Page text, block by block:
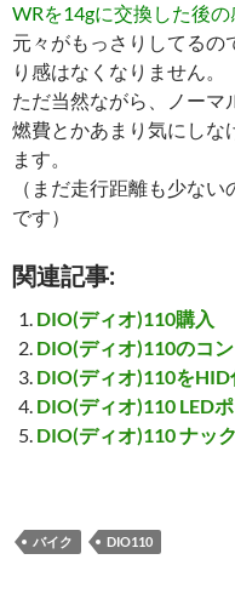
WRを14gに交換した後の
元々がもっさりしてるの
り感はなくなりません。
ただ当然ながら、ノーマ
燃費とかあまり気にしな
ます。
（まだ走行距離も少な
です）
関連記事:
DIO(ディオ)110購入
DIO(ディオ)110のコ
DIO(ディオ)110をHID
DIO(ディオ)110 LED
DIO(ディオ)110 ナッ
バイク DIO110